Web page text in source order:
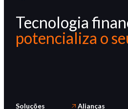
Tecnologia
potencializa o
Soluções Alianças